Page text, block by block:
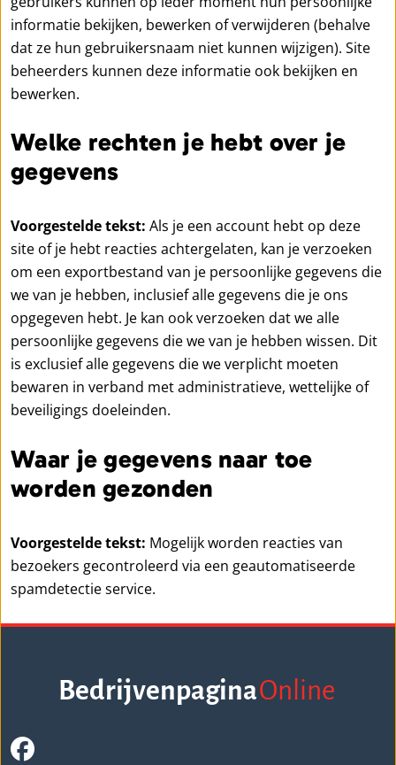
informatie bekijken, bewerken of verwijderen (behalve
dat ze hun gebruikersnaam niet kunnen wijzigen). Site
beheerders kunnen deze informatie ook bekijken en
bewerken.
Welke rechten je hebt over je
gegevens
Voorgestelde tekst: Als je een account hebt op deze
site of je hebt reacties achtergelaten, kan je verzoeken
om een exportbestand van je persoonlijke gegevens die
we van je hebben, inclusief alle gegevens die je ons
opgegeven hebt. Je kan ook verzoeken dat we alle
persoonlijke gegevens die we van je hebben wissen. Dit
is exclusief alle gegevens die we verplicht moeten
bewaren in verband met administratieve, wettelijke of
beveiligings doeleinden.
Waar je gegevens naar toe
worden gezonden
Voorgestelde tekst: Mogelijk worden reacties van
bezoekers gecontroleerd via een geautomatiseerde
spamdetectie service.
BedrijvenpaginaOnline